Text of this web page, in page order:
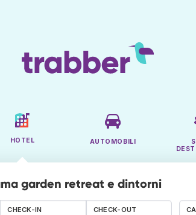
HOTEL AUTOMOBILI
garden retreat e dintorni
CHECK-IN CHECK-OUT